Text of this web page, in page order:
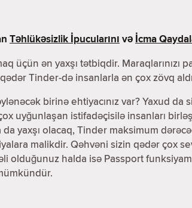
Təhlükəsizlik İpucularını və İcma
üçün ən yaxşı tətbiqdir. Maraqlarınızı
Tinder-də insanlarla ən çox zövq
birinə ehtiyacınız var? Yaxud da
uyğunlaşan istifadəçisilə insanları
da yaxşı olacaq, Tinder maksimum
malikdir. Qəhvəni sizin qədər çox
olduğunuz halda isə Passport